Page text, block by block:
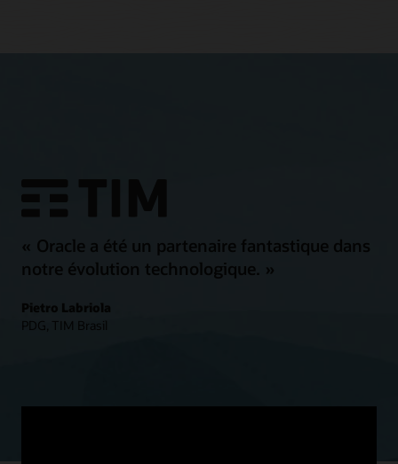
« Oracle a été un partenaire fantastique dans
notre évolution technologique. »
Pietro Labriola
PDG, TIM Brasil